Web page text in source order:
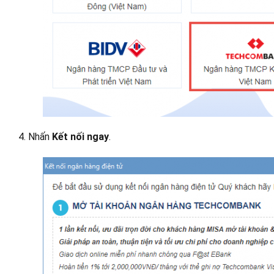
4. Nhấn Kết nối ngay.